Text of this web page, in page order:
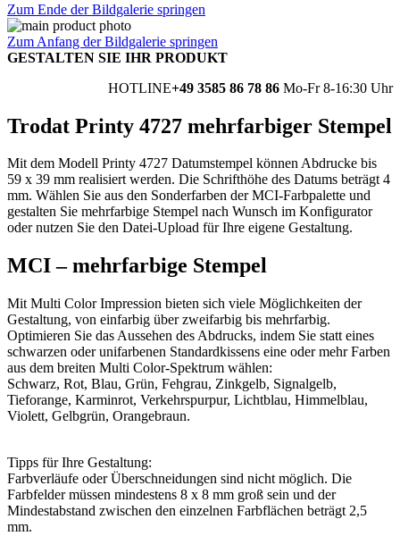
Zum Ende der Bildgalerie springen
Zum Anfang der Bildgalerie springen
GESTALTEN SIE IHR PRODUKT
HOTLINE+49 3585 86 78 86 Mo-Fr 8-16:30 Uhr
Trodat Printy 4727 mehrfarbiger Stempel
Mit dem Modell Printy 4727 Datumstempel können Abdrucke bis
59 x 39 mm realisiert werden. Die Schrifthöhe des Datums beträgt 4
mm. Wählen Sie aus den Sonderfarben der MCI-Farbpalette und
gestalten Sie mehrfarbige Stempel nach Wunsch im Konfigurator
oder nutzen Sie den Datei-Upload für Ihre eigene Gestaltung.
MCI – mehrfarbige Stempel
Mit Multi Color Impression bieten sich viele Möglichkeiten der
Gestaltung, von einfarbig über zweifarbig bis mehrfarbig.
Optimieren Sie das Aussehen des Abdrucks, indem Sie statt eines
schwarzen oder unifarbenen Standardkissens eine oder mehr Farben
aus dem breiten Multi Color-Spektrum wählen:
Schwarz, Rot, Blau, Grün, Fehgrau, Zinkgelb, Signalgelb,
Tieforange, Karminrot, Verkehrspurpur, Lichtblau, Himmelblau,
Violett, Gelbgrün, Orangebraun.
Tipps für Ihre Gestaltung:
Farbverläufe oder Überschneidungen sind nicht möglich. Die
Farbfelder müssen mindestens 8 x 8 mm groß sein und der
Mindestabstand zwischen den einzelnen Farbflächen beträgt 2,5
mm.